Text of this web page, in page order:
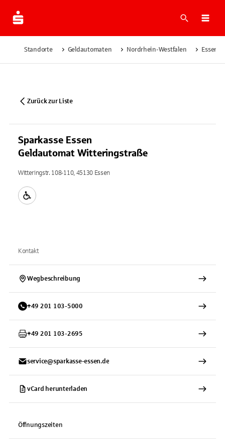
Suche
Standorte Geldautomaten Nordrhein-Westfalen Essen
Zurück zur Liste
Sparkasse Essen
Geldautomat Witteringstraße
Witteringstr. 108-110, 45130 Essen
Kontakt
Wegbeschreibung
+49 201 103-5000
+49 201 103-2695
service@sparkasse-essen.de
vCard herunterladen
Öffnungszeiten